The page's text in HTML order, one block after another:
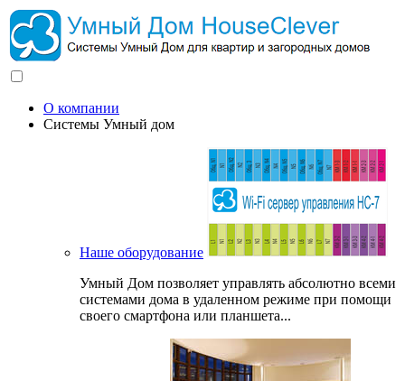
О компании
Системы Умный дом
Наше оборудование
Умный Дом позволяет управлять абсолютно всеми
системами дома в удаленном режиме при помощи
своего смартфона или планшета...